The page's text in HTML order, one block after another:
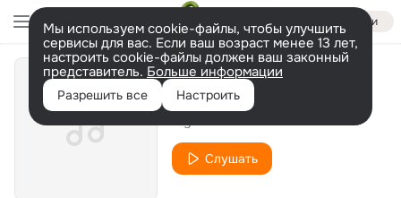
Войти
Мы используем cookie-файлы, чтобы улучшить
сервисы для вас. Если ваш возраст менее 13 лет,
настроить cookie-файлы должен ваш законный
представитель. Больше информации
Разрешить все Настроить
Out 'N' About
Слушать